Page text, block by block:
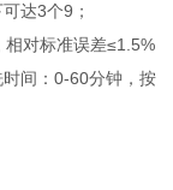
达3个9；
对标准误差≤1.5%
间：0-60分钟，按